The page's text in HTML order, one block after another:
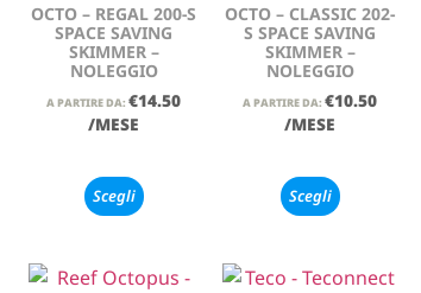
OCTO – REGAL 200-S
SPACE SAVING
SKIMMER –
NOLEGGIO
A PARTIRE DA: €14.50
/MESE
Scegli
OCTO – CLASSIC 202-
S SPACE SAVING
SKIMMER –
NOLEGGIO
A PARTIRE DA: €10.50
/MESE
Scegli